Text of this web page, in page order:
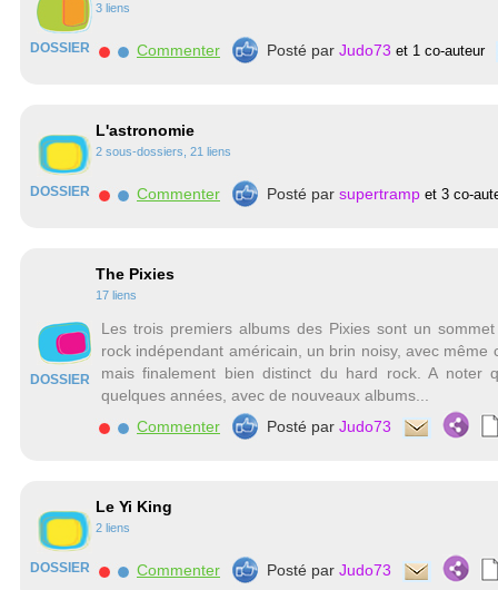
DOSSIER
3 liens
Commenter Posté par Judo73 et 1 co-auteur
DOSSIER
L'astronomie
2 sous-dossiers, 21 liens
Commenter Posté par supertramp et 3 co-
DOSSIER
The Pixies
17 liens
Les trois premiers albums des Pixies sont un
rock indépendant américain, un brin noisy, avec
mais finalement bien distinct du hard rock. A
quelques années, avec de nouveaux albums...
Commenter
Posté par Judo73
DOSSIER
Le Yi King
2 liens
Commenter Posté par Judo73